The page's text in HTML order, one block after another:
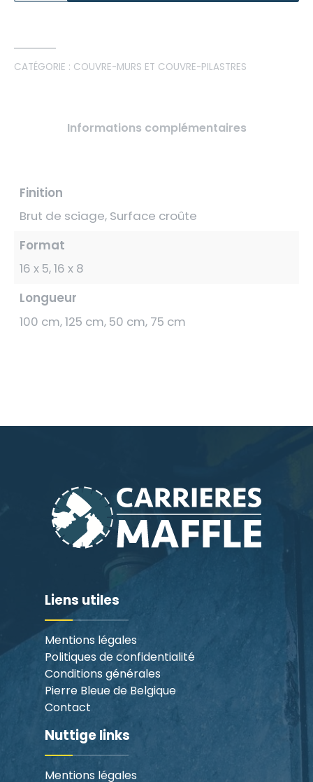
CATÉGORIE : COUVRE-MURS ET COUVRE-PILASTRES
Informations complémentaires
Finition
Brut de sciage, Surface croûte
Format
16 x 5, 16 x 8
Longueur
100 cm, 125 cm, 50 cm, 75 cm
Liens utiles
Mentions légales
Politiques de confidentialité
Conditions générales
Pierre Bleue de Belgique
Contact
Nuttige links
Mentions légales